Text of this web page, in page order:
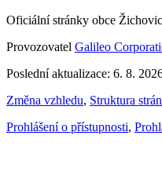
Oficiální stránky obce
Provozovatel Galileo
Poslední aktualizace: 6. 8.
Změna vzhledu, Struktura
Prohlášení o přístupnosti,